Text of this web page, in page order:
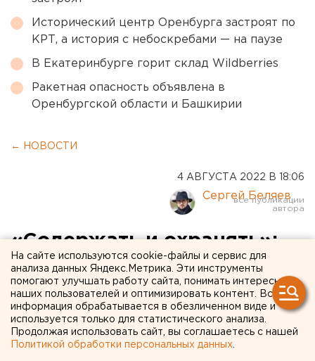
Исторический центр Оренбурга застроят по
КРТ, а история с небоскребами — на паузе
В Екатеринбурге горит склад Wildberries
Ракетная опасность объявлена в
Оренбургской области и Башкирии
← НОВОСТИ
4 АВГУСТА 2022 В 18:06
Сергей Беляев
«Содержать и охранять»:
новый директор Шарташа
рассказал о планах работы
На сайте используются cookie-файлы и сервис для
анализа данных Яндекс.Метрика. Эти инструменты
помогают улучшать работу сайта, понимать интересы
наших пользователей и оптимизировать контент. Вся
информация обрабатывается в обезличенном виде и
используется только для статистического анализа.
Продолжая использовать сайт, вы соглашаетесь с нашей
Политикой обработки персональных данных